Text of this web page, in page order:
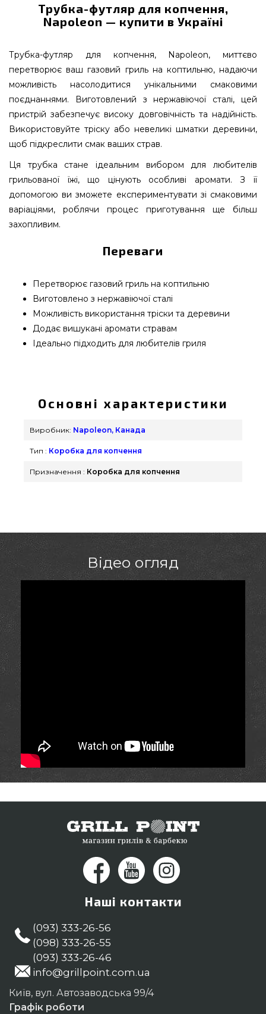
Трубка-футляр для копчення,
Napoleon — купити в Україні
Трубка-футляр для копчення, Napoleon, миттєво
перетворює ваш газовий гриль на коптильню, надаючи
можливість насолодитися унікальними смаковими
поєднаннями. Виготовлений з нержавіючої сталі, цей
пристрій забезпечує високу довговічність та надійність.
Використовуйте тріску або невеликі шматки деревини,
щоб підкреслити смак ваших страв.
Ця трубка стане ідеальним вибором для любителів
грильованої їжі, що цінують особливі аромати. З її
допомогою ви зможете експериментувати зі смаковими
варіаціями, роблячи процес приготування ще більш
захопливим.
Переваги
Перетворює газовий гриль на коптильню
Виготовлено з нержавіючої сталі
Можливість використання тріски та деревини
Додає вишукані аромати стравам
Ідеально підходить для любителів гриля
Napoleon, Канада за доступною вартістю всего 1
650 грн. в інтернет магазині грилів та аксесуарів
grillpoint.com.ua Кращі пропозиції на Для
прямо зараз нашим працівникам за телефонним
номером (098) 333-26-55 и мы порадимо Вам що
Основні характеристики
Виробник: Napoleon, Канада
Тип : Коробка для копчення
Призначення : Коробка для копчення
Відео огляд
Наші контакти
(093) 333-26-56
(098) 333-26-55
(093) 333-26-46
info@grillpoint.com.ua
Київ, вул. Автозаводська 99/4
Графік роботи